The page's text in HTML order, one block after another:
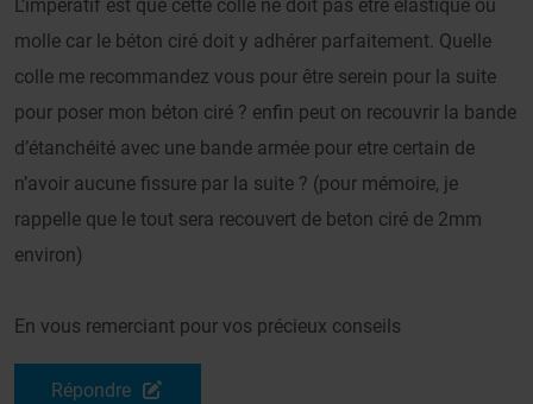
L’impératif est que cette colle ne doit pas être élastique ou
molle car le béton ciré doit y adhérer parfaitement. Quelle
colle me recommandez vous pour être serein pour la suite
pour poser mon béton ciré ? enfin peut on recouvrir la bande
d’étanchéité avec une bande armée pour etre certain de
n’avoir aucune fissure par la suite ? (pour mémoire, je
rappelle que le tout sera recouvert de beton ciré de 2mm
environ)
En vous remerciant pour vos précieux conseils
Répondre